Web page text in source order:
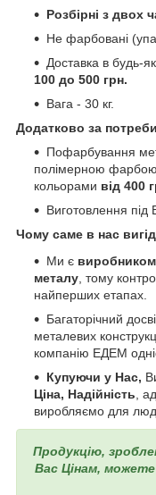
Розбірні з двох
Не фарбовані
Доставка в будь-
100 до 500 грн.
Вага - 30 кг.
Додатково за
Пофарбування
полімерною
кольорами від 400
Виготовлення під
Чому саме в нас
Ми є виробником
металу , тому
найперших етапах.
Багаторічний
металевих
компанію ЕДЕМ
Купуючи у Нас,
Ціна, Надійність ,
виробляємо для
Продукцію,
Вас Цінам,